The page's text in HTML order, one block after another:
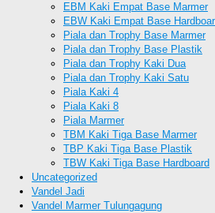
EBM Kaki Empat Base Marmer
EBW Kaki Empat Base
Piala dan Trophy Base Marmer
Piala dan Trophy Base Plastik
Piala dan Trophy Kaki Dua
Piala dan Trophy Kaki Satu
Piala Kaki 4
Piala Kaki 8
Piala Marmer
TBM Kaki Tiga Base Marmer
TBP Kaki Tiga Base Plastik
TBW Kaki Tiga Base Hardboard
Uncategorized
Vandel Jadi
Vandel Marmer Tulungagung